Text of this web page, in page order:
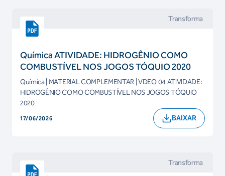
Transforma
Química ATIVIDADE: HIDROGÊNIO COMO
COMBUSTÍVEL NOS JOGOS TÓQUIO 2020
Química | MATERIAL COMPLEMENTAR | VDEO 04 ATIVIDADE:
HIDROGÊNIO COMO COMBUSTÍVEL NOS JOGOS TÓQUIO
2020
17/06/2026 BAIXAR
Transforma